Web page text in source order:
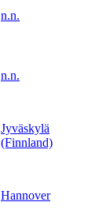
n.n.
n.n.
Jyväskylä
(Finnland)
Hannover